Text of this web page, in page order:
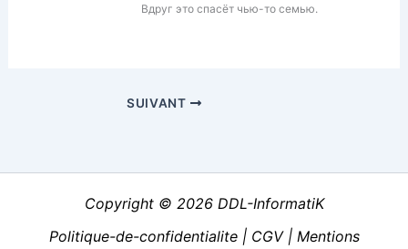
Вдруг это спасёт чью-то семью.
SUIVANT
Copyright © 2026 DDL-InformatiK
Politique-de-confidentialite | CGV | Mentions